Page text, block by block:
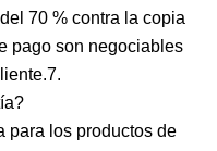
70 % contra la copia
pago son negociables
para los productos de